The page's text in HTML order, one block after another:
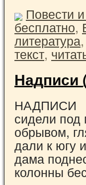
Повести
бесплатно,
литература
текст,
Надписи
НАДПИСИ
сидели под
обрывом,
дали к югу
дама
колонны